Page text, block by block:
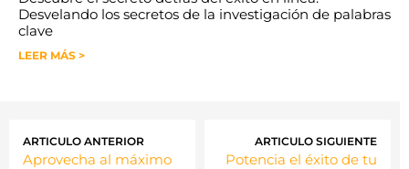
Desvelando los secretos de la investigación de palabras
clave
LEER MÁS >
ARTICULO ANTERIOR
Aprovecha al máximo
ARTICULO SIGUIENTE
Potencia el éxito de tu